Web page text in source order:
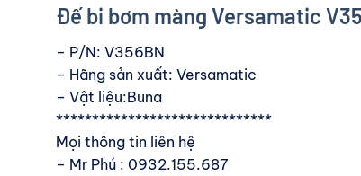
Đế bi bơm màng Versamatic
– P/N: V356BN
– Hãng sản xuất: Versamatic
– Vật liệu:Buna
******************************
Mọi thông tin liên hệ
– Mr Phú : 0932.155.687